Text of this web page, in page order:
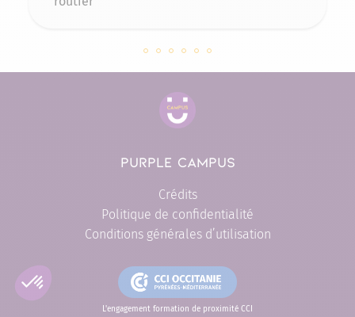
Slide 143509 sur 6
Slide 137236 sur 6
Slide 131311 sur 6
Slide 130930 sur 6
Slide 130107 sur 6
Slide 126595 sur 6
PURPLE CAMPUS
Crédits
Politique de confidentialité
Conditions générales d’utilisation
L'engagement formation de proximité CCI